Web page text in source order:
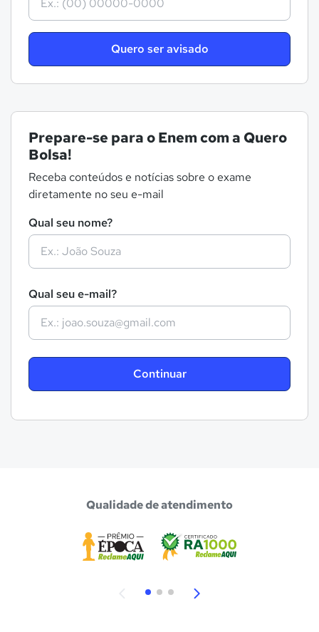
Quero ser avisado
Prepare-se para o Enem com a Quero
Bolsa!
Receba conteúdos e notícias sobre o exame
diretamente no seu e-mail
Qual seu nome?
Qual seu e-mail?
Continuar
Qualidade de atendimento